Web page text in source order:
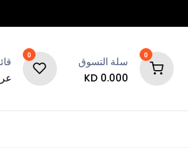
0
سلة التسوق
0.000
KD
0